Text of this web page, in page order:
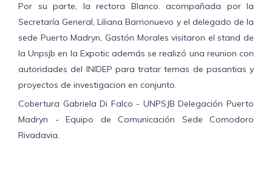
Por su parte, la rectora Blanco. acompañada por la
Secretaría General, Liliana Barrionuevo y el delegado de la
sede Puerto Madryn, Gastón Morales visitaron el stand de
la Unpsjb en la Expotic además se realizó una reunion con
autoridades del INIDEP para tratar temas de pasantias y
proyectos de investigacion en conjunto.
Cobertura Gabriela Di Falco - UNPSJB Delegación Puerto
Madryn - Equipo de Comunicación Sede Comodoro
Rivadavia.